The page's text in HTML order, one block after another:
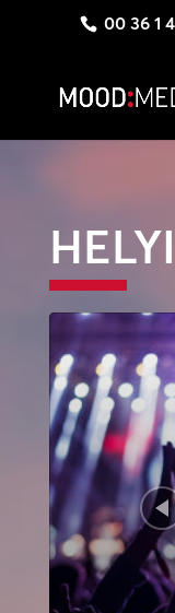
00 36 1
HELYI
Audió